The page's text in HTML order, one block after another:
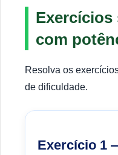
Exercícios
com
Resolva os
de dificuldade.
Exercício 1